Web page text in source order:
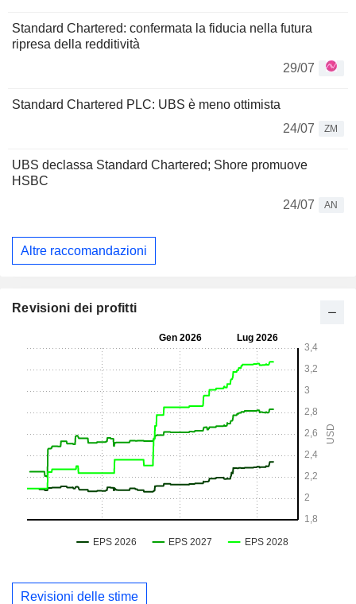
Standard Chartered: confermata la fiducia nella futura
ripresa della redditività
29/07
Standard Chartered PLC: UBS è meno ottimista
24/07
ZM
UBS declassa Standard Chartered; Shore promuove
HSBC
24/07
AN
Altre raccomandazioni
Revisioni dei profitti
Revisioni delle stime